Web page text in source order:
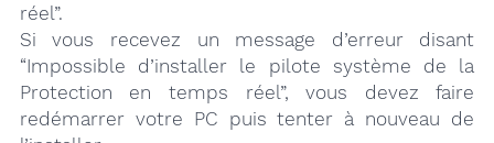
réel”.
Si vous recevez un message d’erreur disant
“Impossible d’installer le pilote système de la
Protection en temps réel”, vous devez faire
redémarrer votre PC puis tenter à nouveau de